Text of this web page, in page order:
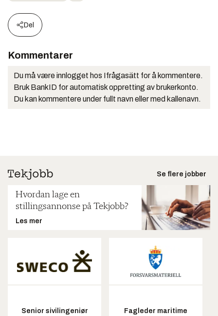
Del
Kommentarer
Du må være innlogget hos Ifrågasätt for å kommentere.
Bruk BankID for automatisk oppretting av brukerkonto.
Du kan kommentere under fullt navn eller med kallenavn.
Se flere jobber
Hvordan lage en
stillingsannonse på Tekjobb?
Les mer
Senior sivilingeniør
Fagleder maritime